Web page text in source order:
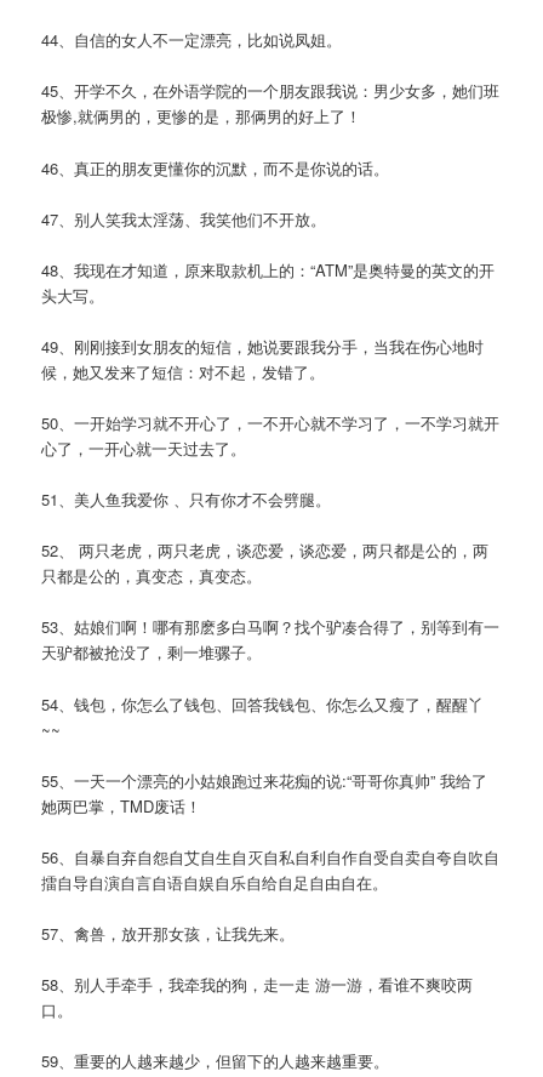
44、自信的女人不一定漂亮，比如说凤姐。
45、开学不久，在外语学院的一个朋友跟我说：男少女多，她们班
极惨,就俩男的，更惨的是，那俩男的好上了！
46、真正的朋友更懂你的沉默，而不是你说的话。
47、别人笑我太淫荡、我笑他们不开放。
48、我现在才知道，原来取款机上的：“ATM”是奥特曼的英文的开
头大写。
49、刚刚接到女朋友的短信，她说要跟我分手，当我在伤心地时
候，她又发来了短信：对不起，发错了。
50、一开始学习就不开心了，一不开心就不学习了，一不学习就开
心了，一开心就一天过去了。
51、美人鱼我爱你 、只有你才不会劈腿。
52、 两只老虎，两只老虎，谈恋爱，谈恋爱，两只都是公的，两
只都是公的，真变态，真变态。
53、姑娘们啊！哪有那麽多白马啊？找个驴凑合得了，别等到有一
天驴都被抢没了，剩一堆骡子。
54、钱包，你怎么了钱包、回答我钱包、你怎么又瘦了，醒醒丫
~~
55、一天一个漂亮的小姑娘跑过来花痴的说:“哥哥你真帅” 我给了
她两巴掌，TMD废话！
56、自暴自弃自怨自艾自生自灭自私自利自作自受自卖自夸自吹自
擂自导自演自言自语自娱自乐自给自足自由自在。
57、禽兽，放开那女孩，让我先来。
58、别人手牵手，我牵我的狗，走一走 游一游，看谁不爽咬两
口。
59、重要的人越来越少，但留下的人越来越重要。